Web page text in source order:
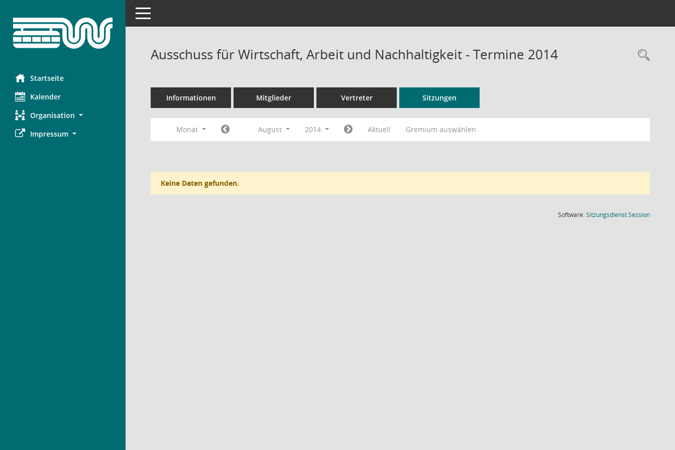
Startseite
Kalender
Organisation
Impressum
Toggle navigation
Ausschuss für Wirtschaft, Arbeit und Nachhaltigkeit - Termine 2014
Informationen Mitglieder Vertreter Sitzungen
Monat August 2014 Aktuell Gremium auswählen
Keine Daten gefunden.
Software:SitzungsdienstSession(Wird in